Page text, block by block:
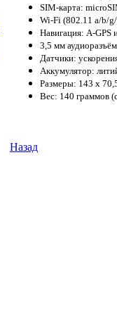
SIM-карта:
Wi-Fi (802.11 a/b/
Навигация: A-
3,5 мм
Датчики:
Аккумулятор:
Размеры: 143 x
Вес: 140 граммов
Назад